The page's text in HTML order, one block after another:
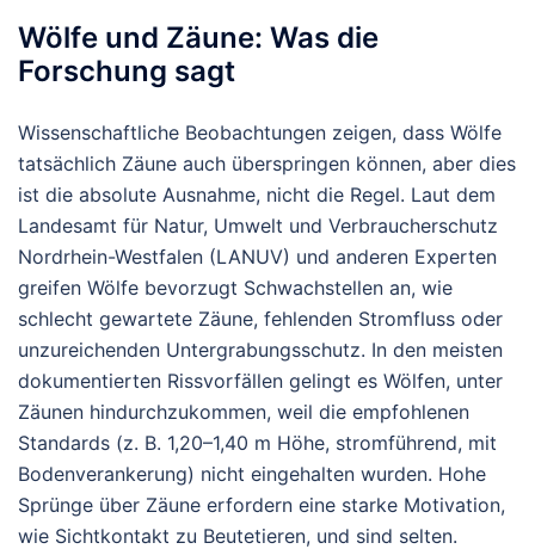
Wölfe und Zäune: Was die
Forschung sagt
Wissenschaftliche Beobachtungen zeigen, dass Wölfe
tatsächlich Zäune auch überspringen können, aber dies
ist die absolute Ausnahme, nicht die Regel. Laut dem
Landesamt für Natur, Umwelt und Verbraucherschutz
Nordrhein-Westfalen (LANUV) und anderen Experten
greifen Wölfe bevorzugt Schwachstellen an, wie
schlecht gewartete Zäune, fehlenden Stromfluss oder
unzureichenden Untergrabungsschutz. In den meisten
dokumentierten Rissvorfällen gelingt es Wölfen, unter
Zäunen hindurchzukommen, weil die empfohlenen
Standards (z. B. 1,20–1,40 m Höhe, stromführend, mit
Bodenverankerung) nicht eingehalten wurden. Hohe
Sprünge über Zäune erfordern eine starke Motivation,
wie Sichtkontakt zu Beutetieren, und sind selten.